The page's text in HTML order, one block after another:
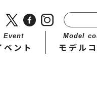
Event
ベント
Model
モデル